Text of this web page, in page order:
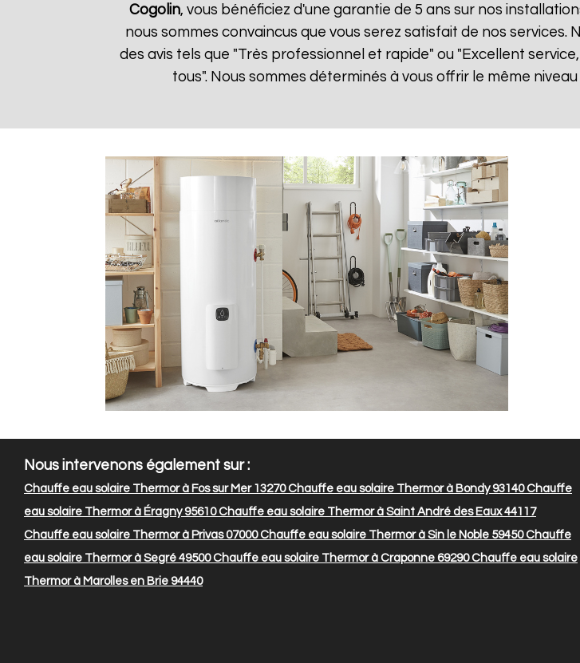
Cogolin, vous bénéficiez d'une garantie de 5 ans sur nos
nous sommes convaincus que vous serez satisfait de nos
des avis tels que "Très professionnel et rapide" ou "Excellent
tous". Nous sommes déterminés à vous offrir le même
Nous intervenons également sur :
Chauffe eau solaire Thermor à Fos sur Mer 13270Chauffe eau solaire Thermor à Bondy 93140Chauffe
eau solaire Thermor à Éragny 95610Chauffe eau solaire Thermor à Saint André des Eaux 44117
Chauffe eau solaire Thermor à Privas 07000Chauffe eau solaire Thermor à Sin le Noble 59450Chauffe
eau solaire Thermor à Segré 49500Chauffe eau solaire Thermor à Craponne 69290Chauffe eau solaire
Thermor à Marolles en Brie 94440